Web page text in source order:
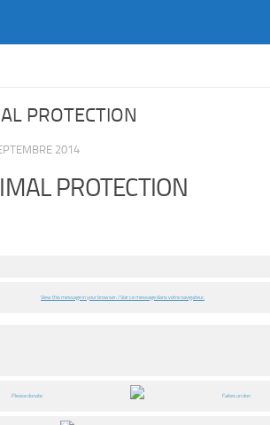
PROTECTION
2014
PROTECTION
View this message in your browser. / Voir ce message dans votre navigateur.